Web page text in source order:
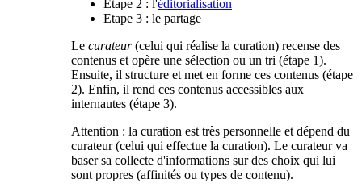
Etape 2 : l'éditorialisation
Etape 3 : le partage
Le curateur(celui qui réalise la curation) recense des
contenus et opère une sélection ou un tri (étape 1).
Ensuite, il structure et met en forme ces contenus (étape
2). Enfin, il rend ces contenus accessibles aux
internautes (étape 3).
Attention : la curation est très personnelle et dépend du
curateur (celui qui effectue la curation). Le curateur va
baser sa collecte d'informations sur des choix qui lui
sont propres (affinités ou types de contenu).